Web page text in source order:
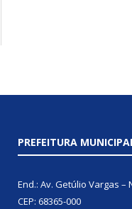
PREFEITURA
End.: Av. Getúlio Vargas –
CEP: 68365-000